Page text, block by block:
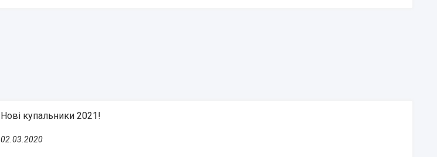
Нові купальники 2021!
02.03.2020